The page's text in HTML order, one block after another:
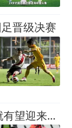
晋级决赛
上港与铜梁龙比赛没开踢！就有望迎来久违强援复出首发，值得期待